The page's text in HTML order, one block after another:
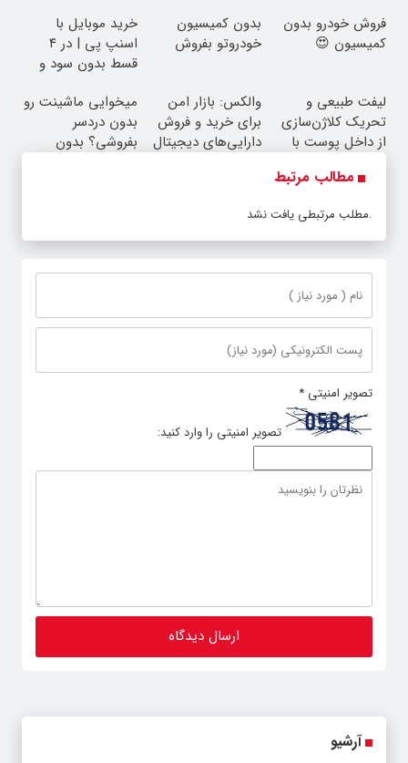
واقعی*
فروش خودرو بدون
کمیسیون 😍
بدون کمیسیون
خودروتو بفروش
خرید موبایل با
اسنپ پی | در ۴
قسط بدون سود و
لیفت طبیعی و
تحریک کلاژن‌سازی
از داخل پوست با
جوان شو
والکس: بازار امن
برای خرید و فروش
دارایی‌های دیجیتال
میخوایی ماشینت رو
بدون دردسر
بفروشی؟ بدون
مطالب مرتبط
مطلب مرتبطی یافت نشد.
تصویر امنیتی *
تصویر امنیتی را وارد کنید:
آرشیو